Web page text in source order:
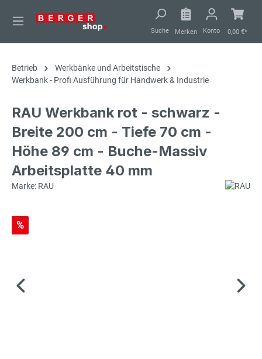
springen
Suche Merken Konto 0,00 €*
Betrieb
Werkbänke und Arbeitstische
Werkbank - Profi Ausführung für Handwerk & Industrie
RAU Werkbank rot - schwarz -
Breite 200 cm - Tiefe 70 cm -
Höhe 89 cm - Buche-Massiv
Arbeitsplatte 40 mm
Marke: RAU
%